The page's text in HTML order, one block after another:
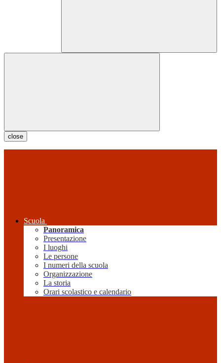
close
Scuola
Panoramica
Presentazione
I luoghi
Le persone
I numeri della scuola
Organizzazione
La storia
Orari scolastico e calendario